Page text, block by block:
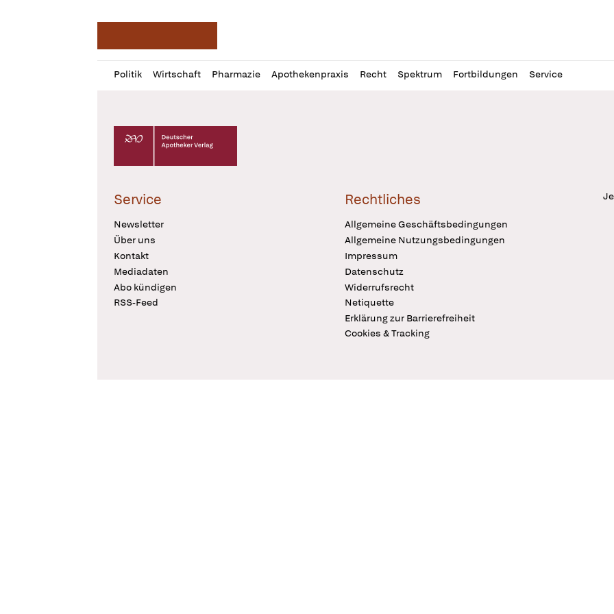
Politik Wirtschaft Pharmazie Apothekenpraxis Recht Spektrum Fortbildungen Service
Profil
öffnen
Daz
Pur
Deutscher Apotheker Verlag Logo
Service
Newsletter
Über uns
Kontakt
Mediadaten
Abo kündigen
RSS-Feed
Rechtliches
Allgemeine Geschäftsbedingungen
Allgemeine Nutzungsbedingungen
Impressum
Datenschutz
Widerrufsrecht
Netiquette
Erklärung zur Barrierefreiheit
Cookies & Tracking